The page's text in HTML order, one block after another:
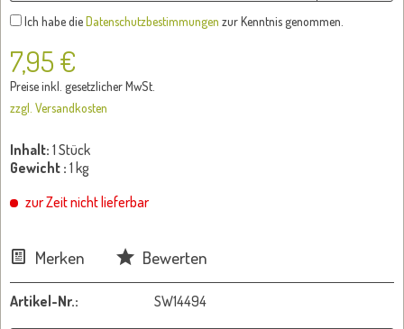
Ich habe dieDatenschutzbestimmungen zur Kenntnis genommen.
7,95 €
Preise inkl. gesetzlicher MwSt.
zzgl. Versandkosten
Inhalt: 1 Stück
Gewicht : 1 kg
zur Zeit nicht lieferbar
Merken Bewerten
Artikel-Nr.: SW14494